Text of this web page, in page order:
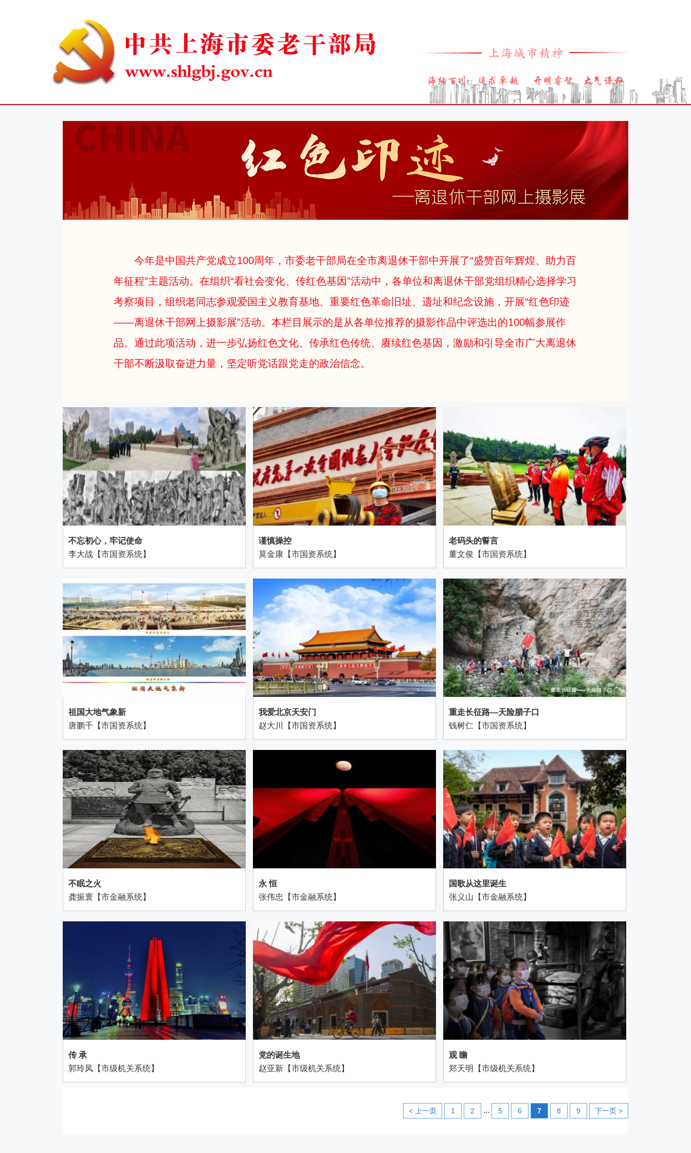
今年是中国共产党成立100周年，市委老干部局在全市离退休干部中开展了“盛赞百年辉煌、助力百
年征程”主题活动。在组织“看社会变化、传红色基因”活动中，各单位和离退休干部党组织精心选择学习
考察项目，组织老同志参观爱国主义教育基地、重要红色革命旧址、遗址和纪念设施，开展“红色印迹
——离退休干部网上摄影展”活动。本栏目展示的是从各单位推荐的摄影作品中评选出的100幅参展作
品。通过此项活动，进一步弘扬红色文化、传承红色传统、赓续红色基因，激励和引导全市广大离退休
干部不断汲取奋进力量，坚定听党话跟党走的政治信念。
不忘初心，牢记使命
李大战【市国资系统】
谨慎操控
莫金康【市国资系统】
老码头的誓言
董文俊【市国资系统】
祖国大地气象新
唐鹏千【市国资系统】
我爱北京天安门
赵大川【市国资系统】
重走长征路—天险腊子口
钱树仁【市国资系统】
不眠之火
龚振寰【市金融系统】
永 恒
张伟忠【市金融系统】
国歌从这里诞生
张义山【市金融系统】
传 承
郭玲凤【市级机关系统】
党的诞生地
赵亚新【市级机关系统】
观 瞻
郑天明【市级机关系统】
< 上一页 1 2 ... 5 6 7 8 9 下一页 >